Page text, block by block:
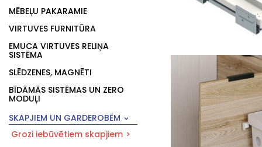
MĒBEĻU PAKARAMIE
VIRTUVES FURNITŪRA
EMUCA VIRTUVES RELIŅA
SISTĒMA
SLĒDZENES, MAGNĒTI
BĪDĀMĀS SISTĒMAS UN ZERO
MODUĻI
SKAPJIEM UN GARDEROBĒM
Grozi iebūvētiem skapjiem